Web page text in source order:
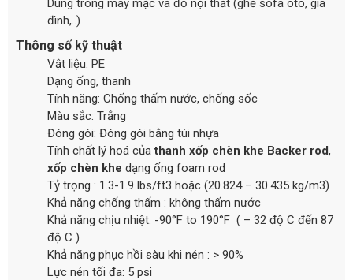
Dùng trong may mặc và đồ nội thất (ghế sofa oto, gia
đình,..)
Thông số kỹ thuật
Vật liệu: PE
Dạng ống, thanh
Tính năng: Chống thấm nước, chống sốc
Màu sắc: Trắng
Đóng gói: Đóng gói bằng túi nhựa
Tính chất lý hoá củathanh xốp chèn khe Backer rod,
xốp chèn khe dạng ống foam rod
Tỷ trọng : 1.3-1.9 lbs/ft3 hoặc (20.824 – 30.435 kg/m3)
Khả năng chống thấm : không thấm nước
Khả năng chịu nhiệt: -90°F to 190°F ( – 32 độ C đến 87
độ C )
Khả năng phục hồi sàu khi nén : > 90%
Lực nén tối đa: 5 psi